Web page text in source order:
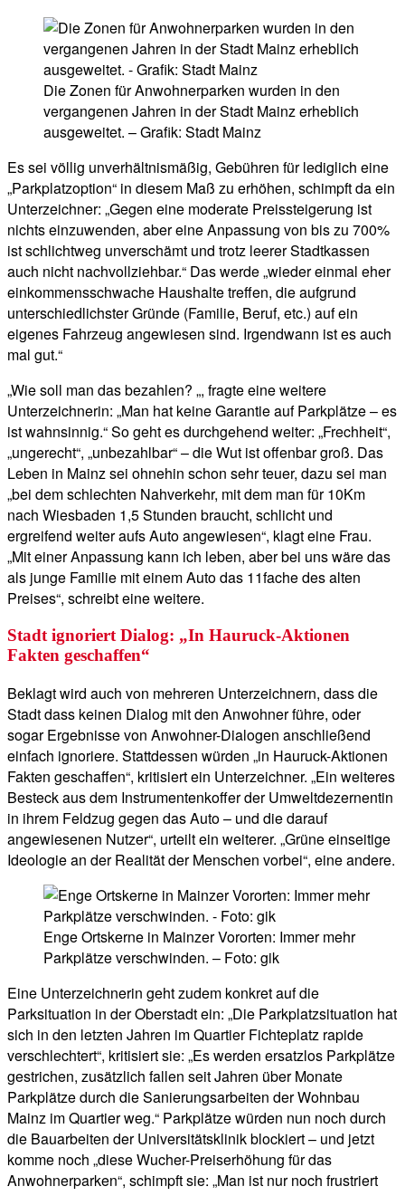
Die Zonen für Anwohnerparken wurden in den
vergangenen Jahren in der Stadt Mainz erheblich
ausgeweitet. – Grafik: Stadt Mainz
Es sei völlig unverhältnismäßig, Gebühren für lediglich eine
„Parkplatzoption“ in diesem Maß zu erhöhen, schimpft da ein
Unterzeichner: „Gegen eine moderate Preissteigerung ist
nichts einzuwenden, aber eine Anpassung von bis zu 700%
ist schlichtweg unverschämt und trotz leerer Stadtkassen
auch nicht nachvollziehbar.“ Das werde „wieder einmal eher
einkommensschwache Haushalte treffen, die aufgrund
unterschiedlichster Gründe (Familie, Beruf, etc.) auf ein
eigenes Fahrzeug angewiesen sind. Irgendwann ist es auch
mal gut.“
„Wie soll man das bezahlen? „, fragte eine weitere
Unterzeichnerin: „Man hat keine Garantie auf Parkplätze – es
ist wahnsinnig.“ So geht es durchgehend weiter: „Frechheit“,
„ungerecht“, „unbezahlbar“ – die Wut ist offenbar groß. Das
Leben in Mainz sei ohnehin schon sehr teuer, dazu sei man
„bei dem schlechten Nahverkehr, mit dem man für 10Km
nach Wiesbaden 1,5 Stunden braucht, schlicht und
ergreifend weiter aufs Auto angewiesen“, klagt eine Frau.
„Mit einer Anpassung kann ich leben, aber bei uns wäre das
als junge Familie mit einem Auto das 11fache des alten
Preises“, schreibt eine weitere.
Stadt ignoriert Dialog: „In Hauruck-Aktionen
Fakten geschaffen“
Beklagt wird auch von mehreren Unterzeichnern, dass die
Stadt dass keinen Dialog mit den Anwohner führe, oder
sogar Ergebnisse von Anwohner-Dialogen anschließend
einfach ignoriere. Stattdessen würden „in Hauruck-Aktionen
Fakten geschaffen“, kritisiert ein Unterzeichner. „Ein weiteres
Besteck aus dem Instrumentenkoffer der Umweltdezernentin
in ihrem Feldzug gegen das Auto – und die darauf
angewiesenen Nutzer“, urteilt ein weiterer. „Grüne einseitige
Ideologie an der Realität der Menschen vorbei“, eine andere.
Enge Ortskerne in Mainzer Vororten: Immer mehr
Parkplätze verschwinden. – Foto: gik
Eine Unterzeichnerin geht zudem konkret auf die
Parksituation in der Oberstadt ein: „Die Parkplatzsituation hat
sich in den letzten Jahren im Quartier Fichteplatz rapide
verschlechtert“, kritisiert sie: „Es werden ersatzlos Parkplätze
gestrichen, zusätzlich fallen seit Jahren über Monate
Parkplätze durch die Sanierungsarbeiten der Wohnbau
Mainz im Quartier weg.“ Parkplätze würden nun noch durch
die Bauarbeiten der Universitätsklinik blockiert – und jetzt
komme noch „diese Wucher-Preiserhöhung für das
Anwohnerparken“, schimpft sie: „Man ist nur noch frustriert